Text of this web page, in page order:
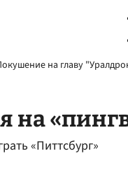
на главу
на
«Питтсбург»